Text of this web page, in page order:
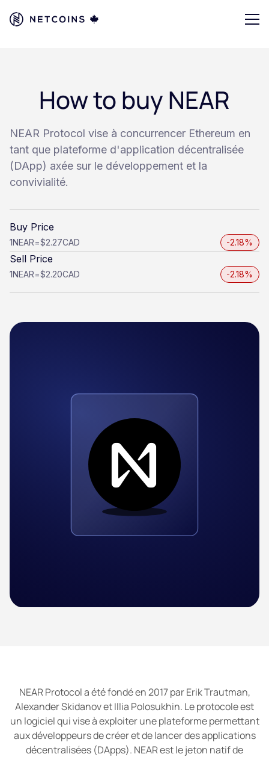
How to buy NEAR
NEAR Protocol vise à concurrencer Ethereum en
tant que plateforme d'application décentralisée
(DApp) axée sur le développement et la
convivialité.
Buy Price
1NEAR=$2.27CAD -2.18%
Sell Price
1NEAR=$2.20CAD -2.18%
NEAR Protocol a été fondé en 2017 par Erik Trautman,
Alexander Skidanov et Illia Polosukhin. Le protocole est
un logiciel qui vise à exploiter une plateforme permettant
aux développeurs de créer et de lancer des applications
décentralisées (DApps). NEAR est le jeton natif de